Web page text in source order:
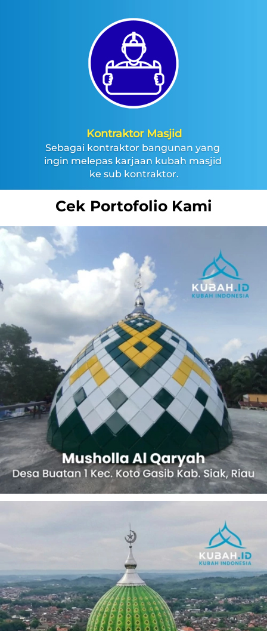
Kontraktor Masjid
Sebagai kontraktor bangunan yang
ingin melepas karjaan kubah masjid
ke sub kontraktor.
Cek Portofolio Kami